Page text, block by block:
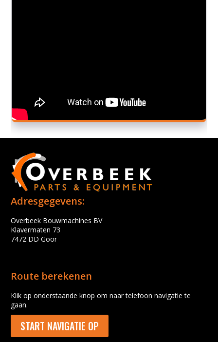
Adresgegevens:
Overbeek Bouwmachines BV
Klavermaten 73
7472 DD Goor
Route berekenen
Klik op onderstaande knop om naar telefoon navigatie te
gaan.
START NAVIGATIE OP